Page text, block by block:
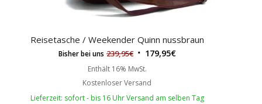
Reisetasche / Weekender Quinn nussbraun
Bisher bei uns 239,95€ 179,95€
Enthält 16% MwSt.
Kostenloser Versand
Lieferzeit: sofort - bis 16 Uhr Versand am selben Tag